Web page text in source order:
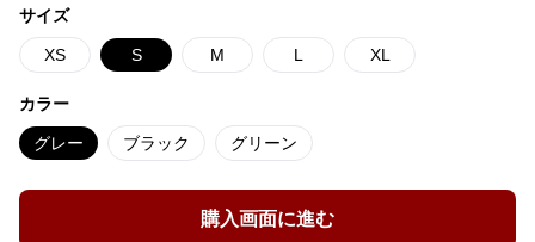
サイズ
XS S M L XL
カラー
グレー ブラック グリーン
購入画面に進む